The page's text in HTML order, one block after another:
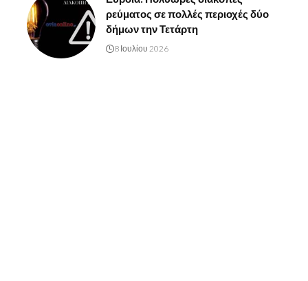
ρεύματος σε πολλές περιοχές δύο
δήμων την Τετάρτη
8 Ιουλίου 2026